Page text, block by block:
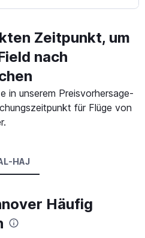
Zeitpunkt, um
nach
in unserem Preisvorhersage-
für Flüge von
HAJ
Häufig